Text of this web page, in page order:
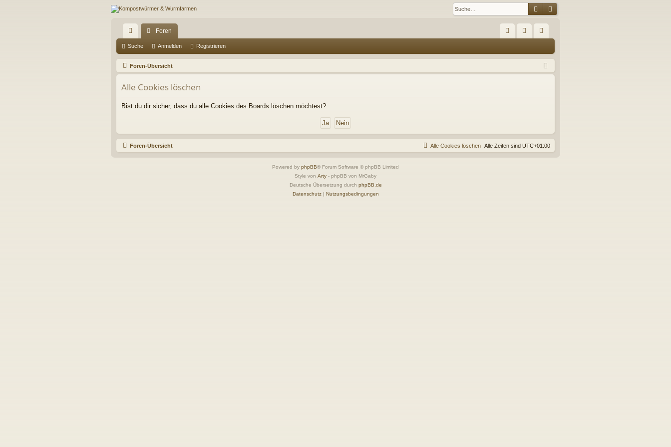
SucheErweiterte Suche
ch
ne
llz
ug
riff
Foren
Q m
el
ist
rie
Suche Anmelden Registrieren
Foren-Übersicht
Alle Cookies löschen
Bist du dir sicher, dass du alle Cookies des Boards löschen möchtest?
Foren-Übersicht Alle Zeiten sind UTC+01:00
Alle Cookies löschen
Powered by phpBB® Forum Software © phpBB Limited
Style von Arty - phpBB von MrGaby
Deutsche Übersetzung durch phpBB.de
Datenschutz| Nutzungsbedingungen